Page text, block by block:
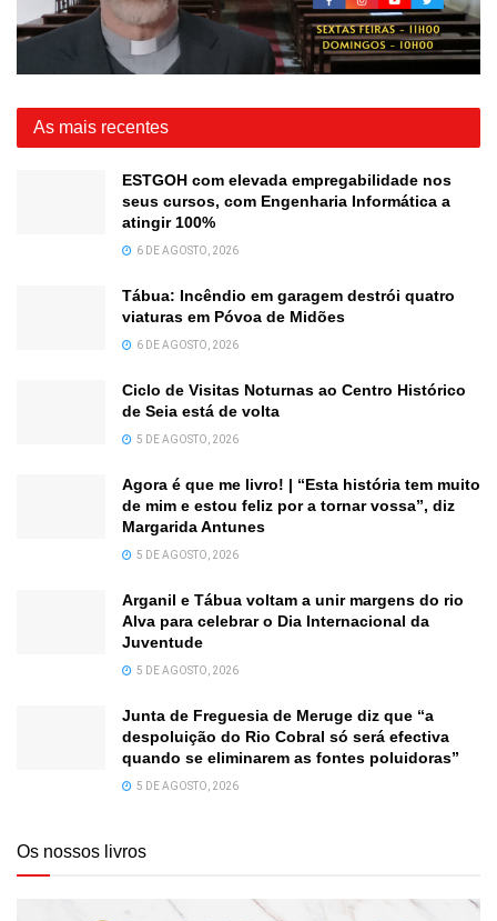
As mais recentes
ESTGOH com elevada empregabilidade nos
seus cursos, com Engenharia Informática a
atingir 100%
6 DE AGOSTO, 2026
Tábua: Incêndio em garagem destrói quatro
viaturas em Póvoa de Midões
6 DE AGOSTO, 2026
Ciclo de Visitas Noturnas ao Centro Histórico
de Seia está de volta
5 DE AGOSTO, 2026
Agora é que me livro! | “Esta história tem muito
de mim e estou feliz por a tornar vossa”, diz
Margarida Antunes
5 DE AGOSTO, 2026
Arganil e Tábua voltam a unir margens do rio
Alva para celebrar o Dia Internacional da
Juventude
5 DE AGOSTO, 2026
Junta de Freguesia de Meruge diz que “a
despoluição do Rio Cobral só será efectiva
quando se eliminarem as fontes poluidoras”
5 DE AGOSTO, 2026
Os nossos livros